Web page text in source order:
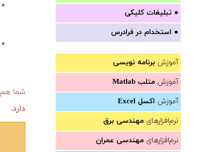
● تبلیغات کلیکی
● استخدام در فرادرس
آموزش برنامه نویسی
آموزش متلب Matlab
آموزش اکسل Excel
نرم‌افزارهای مهندسی برق
نرم‌افزارهای مهندسی عمران
شما هم
دارد.